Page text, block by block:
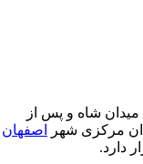
شاه و پس از
اصفهان
دارد.